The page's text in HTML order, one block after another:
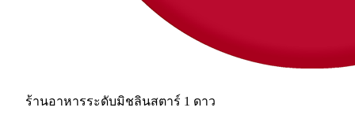
ร้านอาหารระดับมิชลินสตาร์ 1 ดาว